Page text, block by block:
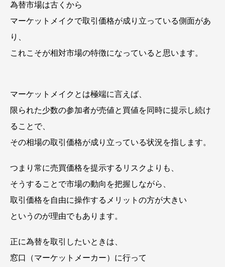
為替市場は古くから
マーケットメイクで取引価格が成り立っている側面があ
り、
これこそが相対市場の特徴になっていると思います。
マーケットメイクとは極端に言えば、
限られた少数の参加者が売値と買値を同時に提示し続け
ることで、
その相場の取引価格が成り立っている状況を指します。
つまり常に売買価格を提示するリスクよりも、
そうすることで市場の動向を把握しながら、
取引価格を自由に操作するメリットの方が大きい
というのが理由でもあります。
正に為替を取引したいときは、
窓口（マーケットメーカー）に行って